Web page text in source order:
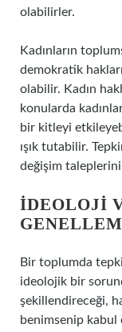
olabilirler.
Kadınların
demokratik
olabilir. Kadın
konularda
bir kitleyi
ışık tutabilir.
değişim
İDEOLOJI
Bir toplumda
ideolojik bir
şekillendireceği,
benimsenip